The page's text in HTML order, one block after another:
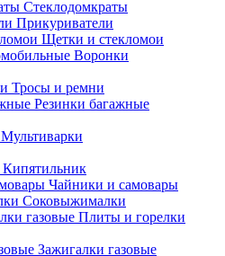
Стеклодомкраты
Прикуриватели
Щетки и стекломои
Воронки
Тросы и ремни
Резинки багажные
Мультиварки
Кипятильник
Чайники и самовары
Соковыжималки
Плиты и горелки
Зажигалки газовые